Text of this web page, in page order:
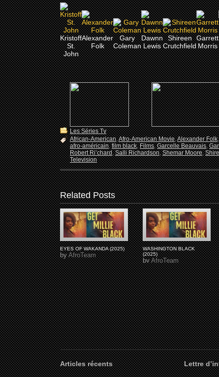
Kristoff
St.
John
Alexander
Folk
Gary
Coleman
Dawnn
Lewis
Shireen
Crutchfield
Garrett
Morris
Les Séries Tv
African-American,Afro-American Movie,Alexander Folk
afro-américain,film black,Films,Garcelle Beauvais,
Robert Ri’chard,Salli Richardson,Shemar Moore,
Television
Related Posts
EYES OF WAKANDA (2025)
byAfroTeam
WASHINGTON BLACK
(2025)
byAfroTeam
Articles récents Lettre